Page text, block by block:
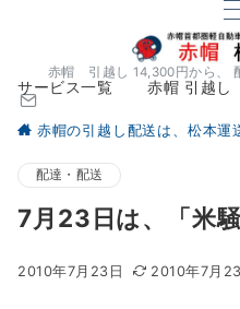
赤帽 引越し 14,300円から、
サービス一覧 赤帽 引越し
赤帽の引越し配送は、松本運
配達・配送
7月23日は、「米
2010年7月23日 2010年7月